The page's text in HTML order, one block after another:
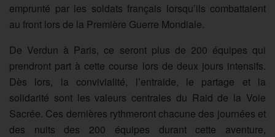
emprunté par les soldats français lorsqu’ils combattaient
au front lors de la Première Guerre Mondiale.
De Verdun à Paris, ce seront plus de 200 équipes qui
prendront part à cette course lors de deux jours intensifs.
Dès lors, la convivialité, l’entraide, le partage et la
solidarité sont les valeurs centrales du Raid de la Voie
Sacrée. Ces dernières rythmeront chacune des journées et
des nuits des 200 équipes durant cette aventure,